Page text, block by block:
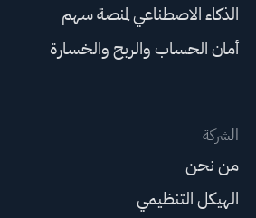
الذكاء الاصطناعي لمنصة سهم
أمان الحساب والربح والخسارة
الشركة
من نحن
الهيكل التنظيمي